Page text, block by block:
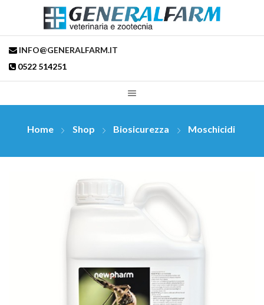
INFO@GENERALFARM.IT
0522 514251
Home Shop Biosicurezza Moschicidi